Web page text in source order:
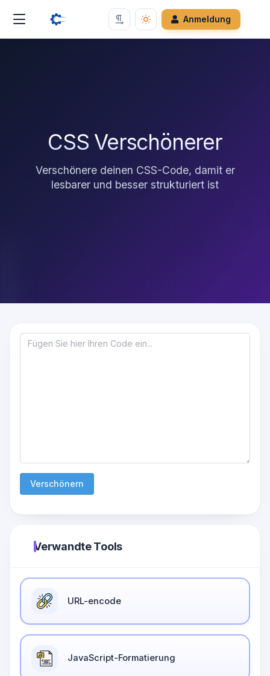
Anmeldung
CSS Verschönerer
Verschönere deinen CSS-Code, damit er
lesbarer und besser strukturiert ist
Verschönern
Verwandte Tools
URL-encode
JavaScript-Formatierung